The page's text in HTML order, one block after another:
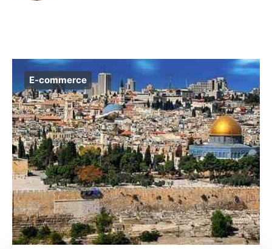
E-commerce